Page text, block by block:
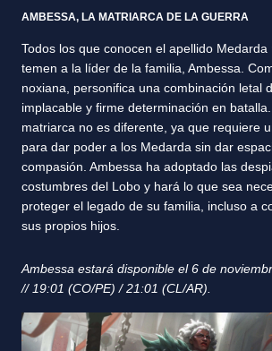
AMBESSA, LA MATRIARCA DE LA GUERRA
Todos los que conocen el apellido Medarda
temen a la líder de la familia, Ambessa.
noxiana, personifica una combinación letal
implacable y firme determinación en
matriarca no es diferente, ya que requiere
para dar poder a los Medarda sin dar
compasión. Ambessa ha adoptado las
costumbres del Lobo y hará lo que sea
proteger el legado de su familia, incluso a
sus propios hijos.
Ambessa estará disponible el 6 de
// 19:01 (CO/PE) / 21:01 (CL/AR).